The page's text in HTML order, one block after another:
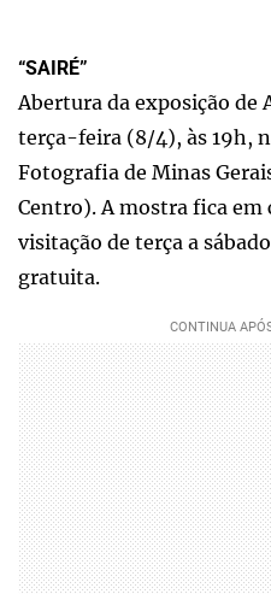
“SAIRÉ”
Abertura da exposição de
terça-feira (8/4), às 19h,
Fotografia de Minas
Centro). A mostra fica em
visitação de terça a
gratuita.